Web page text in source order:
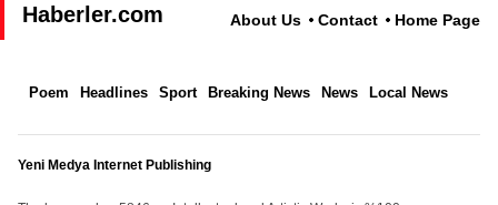
Haberler.com About Us Contact Home Page
Poem Headlines Sport Breaking News News Local News
Yeni Medya Internet Publishing